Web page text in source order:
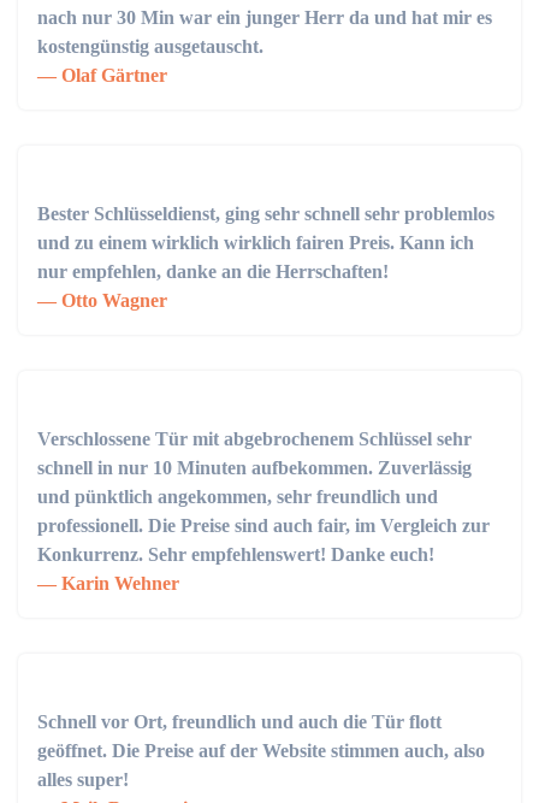
nach nur 30 Min war ein junger Herr da und hat mir es
kostengünstig ausgetauscht.
Olaf Gärtner
Bester Schlüsseldienst, ging sehr schnell sehr problemlos
und zu einem wirklich wirklich fairen Preis. Kann ich
nur empfehlen, danke an die Herrschaften!
Otto Wagner
Verschlossene Tür mit abgebrochenem Schlüssel sehr
schnell in nur 10 Minuten aufbekommen. Zuverlässig
und pünktlich angekommen, sehr freundlich und
professionell. Die Preise sind auch fair, im Vergleich zur
Konkurrenz. Sehr empfehlenswert! Danke euch!
Karin Wehner
Schnell vor Ort, freundlich und auch die Tür flott
geöffnet. Die Preise auf der Website stimmen auch, also
alles super!